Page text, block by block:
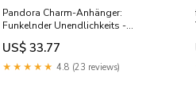
Pandora Charm-Anhänger:
Funkelnder Unendlichkeits -
792766C01 Verlobungsringe
US$ 33.77
★★★★★ 4.8 (23 reviews)